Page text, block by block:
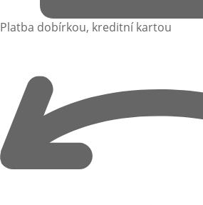
Platba dobírkou, kreditní kartou